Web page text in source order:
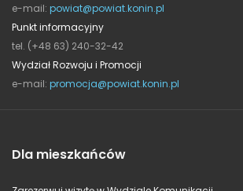
e-mail: powiat@powiat.konin.pl
Punkt informacyjny
tel. (+48 63) 240-32-42
Wydział Rozwoju i Promocji
e-mail: promocja@powiat.konin.pl
Dla mieszkańców